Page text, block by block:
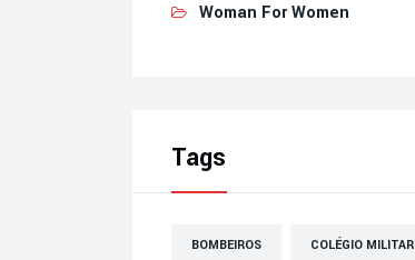
Woman For Women
Tags
BOMBEIROS COLÉGIO MILITAR